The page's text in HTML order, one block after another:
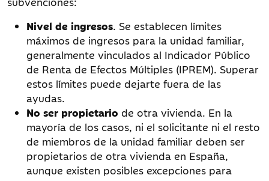
Nivel de ingresos. Se establecen límites
máximos de ingresos para la unidad familiar,
generalmente vinculados al Indicador Público
de Renta de Efectos Múltiples (IPREM). Superar
estos límites puede dejarte fuera de las
ayudas.
No ser propietario de otra vivienda. En la
mayoría de los casos, ni el solicitante ni el resto
de miembros de la unidad familiar deben ser
propietarios de otra vivienda en España,
aunque existen posibles excepciones para